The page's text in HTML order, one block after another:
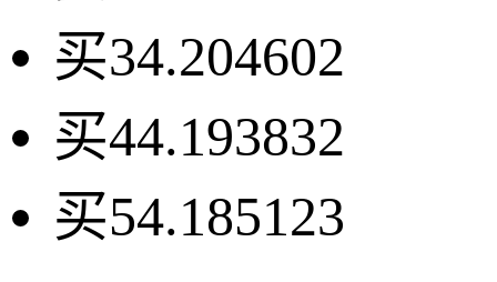
买34.204602
买44.193832
买54.185123